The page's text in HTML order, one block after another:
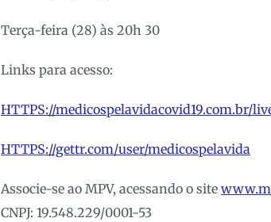
Terça-feira (28) às 20h 30
Links para acesso:
HTTPS://medicospelavidacovid19.com.br/
HTTPS://gettr.com/user/medicospelavida
Associe-se ao MPV, acessando o site
CNPJ: 19.548.229/0001-53